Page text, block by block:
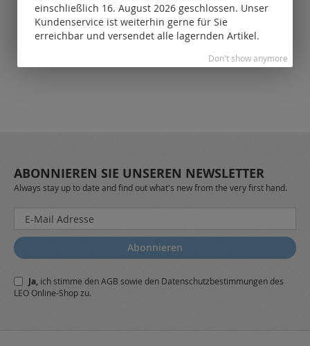
ABONNIEREN SIE UNSEREN NEWSLETTER
Always stay up to date and find out what's new from the very first hand.
Melden
Sie
sich
für
Newsletter
a:
Abonnieren
Ja, ich stimme denAGB sowie den Datenschutzbestimmungendes
LEO Online-Shop zu.
einschließlich 16. August 2026 geschlossen. Unser
Kundenservice ist weiterhin gerne für Sie
erreichbar und versendet alle lagernden Artikel.
Don't show anymore